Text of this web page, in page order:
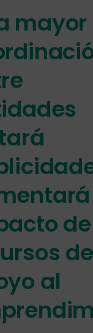
mayor
de
al